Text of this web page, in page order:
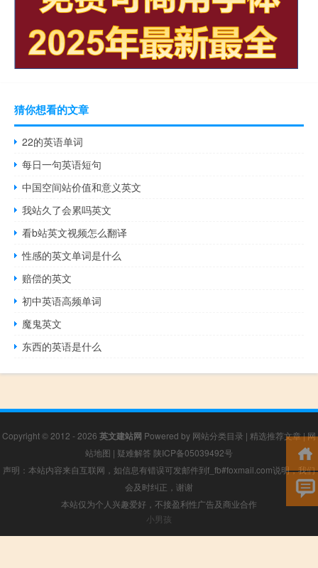
猜你想看的文章
22的英语单词
每日一句英语短句
中国空间站价值和意义英文
我站久了会累吗英文
看b站英文视频怎么翻译
性感的英文单词是什么
赔偿的英文
初中英语高频单词
魔鬼英文
东西的英语是什么
Copyright © 2012 - 2026 英文建站网 Powered by 网站分类目录 | 精选推荐文章|网
站地图 | 疑难解答 陕ICP备05039492号
声明：本站内容来自互联网，如信息有错误可发邮件到f_fb#foxmail.com说明，我们
会及时纠正，谢谢
本站仅为个人兴趣爱好，不接盈利性广告及商业合作
小男孩